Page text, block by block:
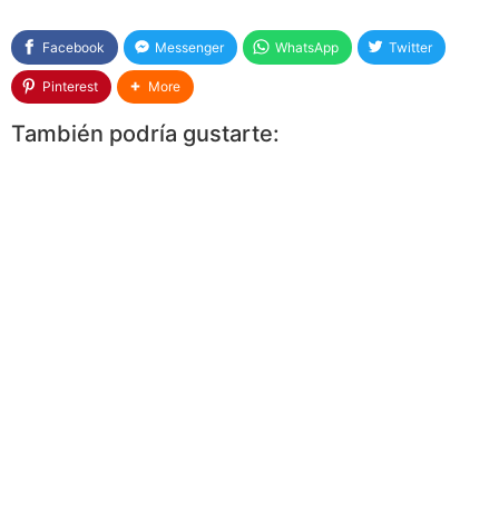
Facebook Messenger WhatsApp Twitter
Pinterest More
También podría gustarte: